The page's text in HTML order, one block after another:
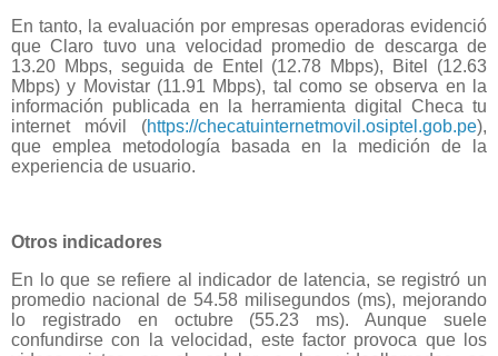
En tanto, la evaluación por empresas operadoras evidenció
que Claro tuvo una velocidad promedio de descarga de
13.20 Mbps, seguida de Entel (12.78 Mbps), Bitel (12.63
Mbps) y Movistar (11.91 Mbps), tal como se observa en la
información publicada en la herramienta digital Checa tu
internet móvil (https://checatuinternetmovil.osiptel.gob.pe),
que emplea metodología basada en la medición de la
experiencia de usuario.
Otros indicadores
En lo que se refiere al indicador de latencia, se registró un
promedio nacional de 54.58 milisegundos (ms), mejorando
lo registrado en octubre (55.23 ms). Aunque suele
confundirse con la velocidad, este factor provoca que los